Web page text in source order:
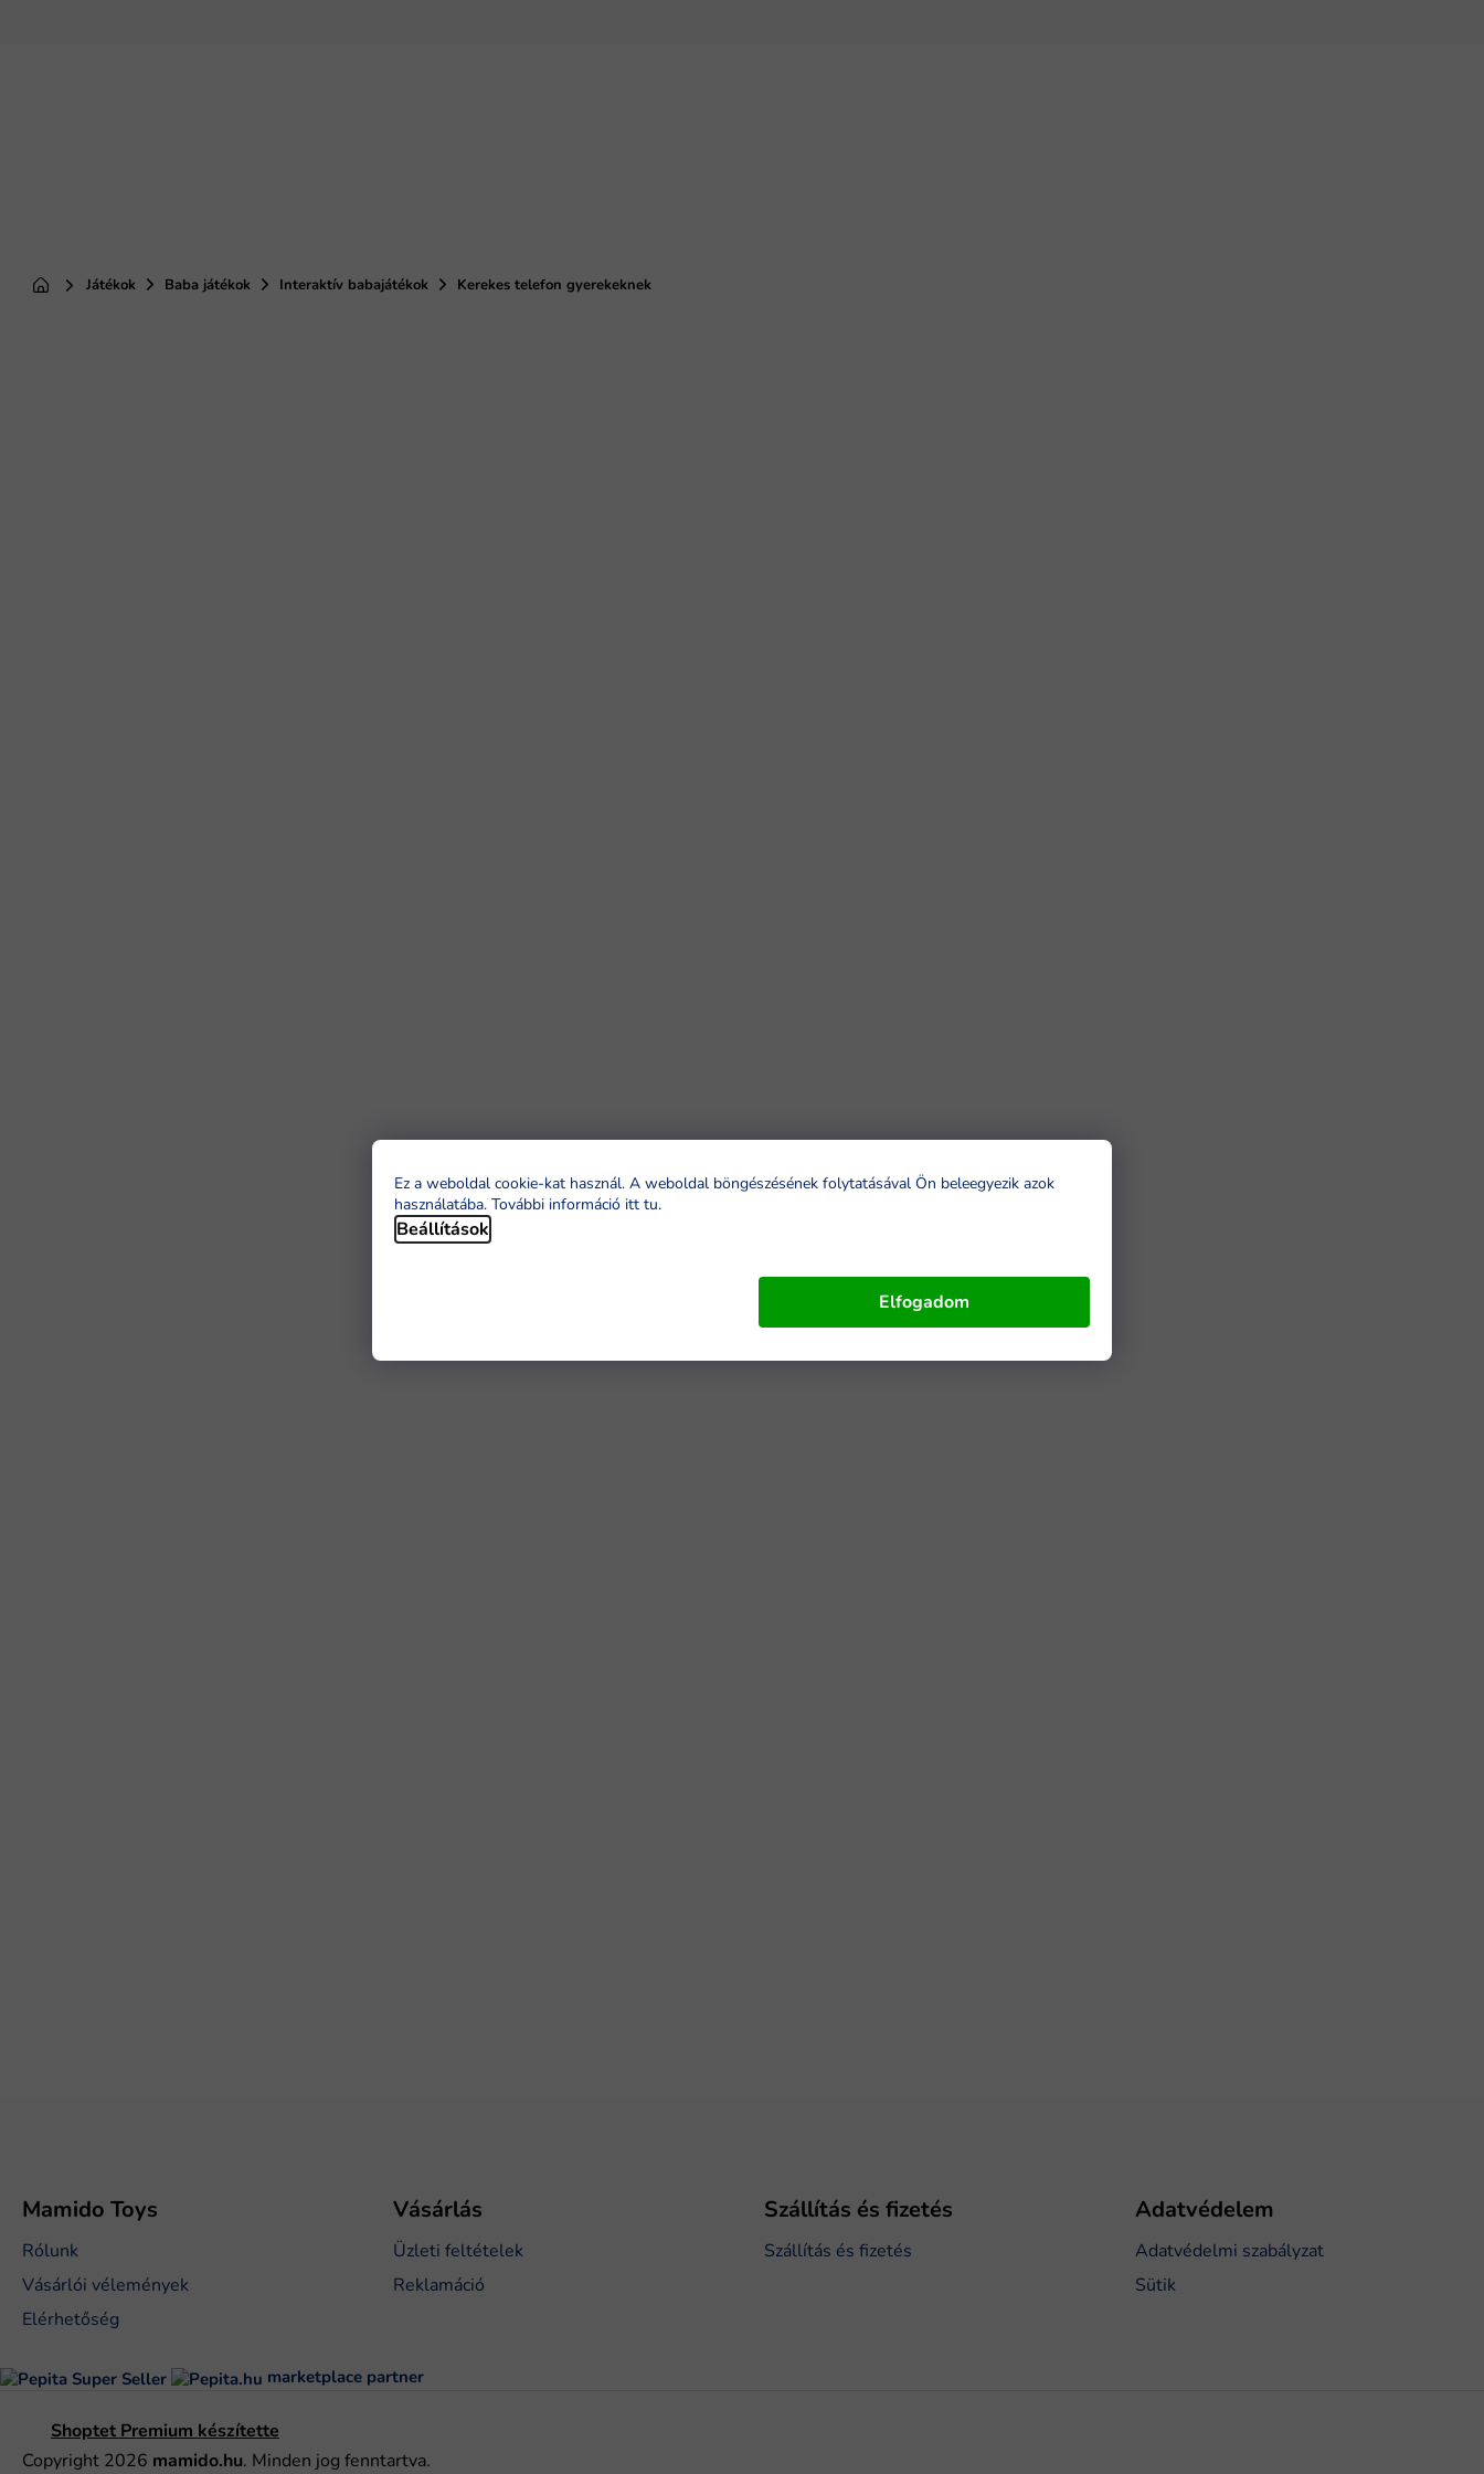
Ez a weboldal cookie-kat használ. A weboldal böngészésének folytatásával Ön beleegyezik azok
használatába. További információ itt tu.
Beállítások
Elfogadom
Kezdőlap
Játékok Baba játékok Interaktív babajátékok Kerekes telefon gyerekeknek
Mamido Toys
Rólunk
Vásárlói vélemények
Elérhetőség
Vásárlás
Üzleti feltételek
Reklamáció
Szállítás és fizetés
Szállítás és fizetés
Adatvédelem
Adatvédelmi szabályzat
Sütik
marketplace partner
Shoptet Premium készítette
Copyright 2026 mamido.hu. Minden jog fenntartva.